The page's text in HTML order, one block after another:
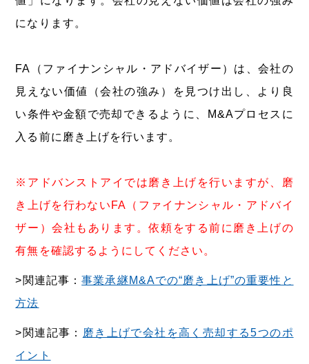
になります。
FA（ファイナンシャル・アドバイザー）は、会社の
見えない価値（会社の強み）を見つけ出し、より良
い条件や金額で売却できるように、M&Aプロセスに
入る前に磨き上げを行います。
※アドバンストアイでは磨き上げを行いますが、磨
き上げを行わないFA（ファイナンシャル・アドバイ
ザー）会社もあります。依頼をする前に磨き上げの
有無を確認するようにしてください。
>関連記事：事業承継M&Aでの“磨き上げ”の重要性と
方法
>関連記事： 磨き上げで会社を高く売却する5つのポ
イント